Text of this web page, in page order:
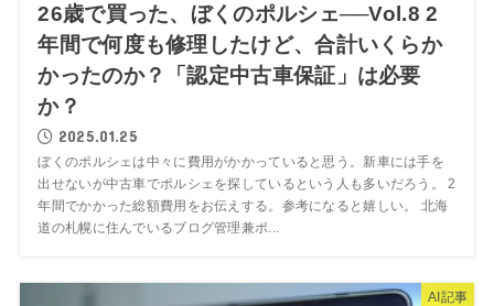
26歳で買った、ぼくのポルシェ──Vol.8 2
年間で何度も修理したけど、合計いくらか
かったのか？「認定中古車保証」は必要
か？
2025.01.25
ぼくのポルシェは中々に費用がかかっていると思う。新車には手を
出せないが中古車でポルシェを探しているという人も多いだろう。 2
年間でかかった総額費用をお伝えする。参考になると嬉しい。 北海
道の札幌に住んでいるブログ管理兼ポ...
AI記事